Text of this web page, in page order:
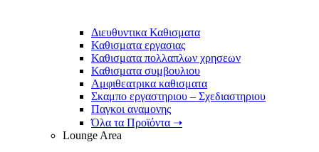
Διευθυντικα Καθισματα
Καθισματα εργασιας
Καθισματα πολλαπλων χρησεων
Καθισματα συμβουλιου
Αμφιθεατρικα καθισματα
Σκαμπο εργαστηριου – Σχεδιαστηριου
Παγκοι αναμονης
Όλα τα Προϊόντα ➝
Lounge Area